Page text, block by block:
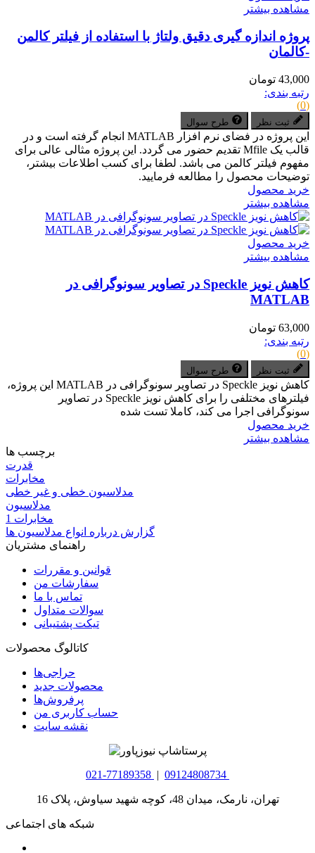
مشاهده بیشتر
پروژه اندازه گیری دقیق ولتاژ با استفاده از فیلتر کالمن
-کالمان
43,000 تومان
رتبه بندی:
(0)
ثبت نظر طرح سوال
این پروژه در فضای نرم افزار MATLAB انجام گرفته است و در
قالب یک Mfile تقدیم حضور می گردد. این پروژه مثالی عالی برای
مفهوم فیلتر کالمن می باشد. لطفا برای کسب اطلاعات بیشتر،
توضیحات محصول را مطالعه فرمایید.
خرید محصول
مشاهده بیشتر
خرید محصول
مشاهده بیشتر
کاهش نویز Speckle در تصاویر سونوگرافی در
MATLAB
63,000 تومان
رتبه بندی:
(0)
ثبت نظر طرح سوال
کاهش نویز Speckle در تصاویر سونوگرافی در MATLAB این پروژه،
فیلترهای مختلفی را برای کاهش نویز Speckle در تصاویر
سونوگرافی اجرا می کند، کاملا تست شده
خرید محصول
مشاهده بیشتر
برچسب ها
قدرت
مخابرات
مدلاسیون خطی و غیر خطی
مدلاسیون
مخابرات 1
گزارش درباره انواع مدلاسیون ها
راهنمای مشتریان
قوانین و مقررات
سفارشات من
تماس با ما
سوالات متداول
تیکت پشتیبانی
کاتالوگ محصولات
حراجی‌ها
محصولات جدید
پرفروش‌ها
حساب کاربری من
نقشه سایت
021-77189358 | 09124808734
تهران، نارمک، میدان 48، کوچه شهید سیاوش، پلاک 16
شبکه های اجتماعی